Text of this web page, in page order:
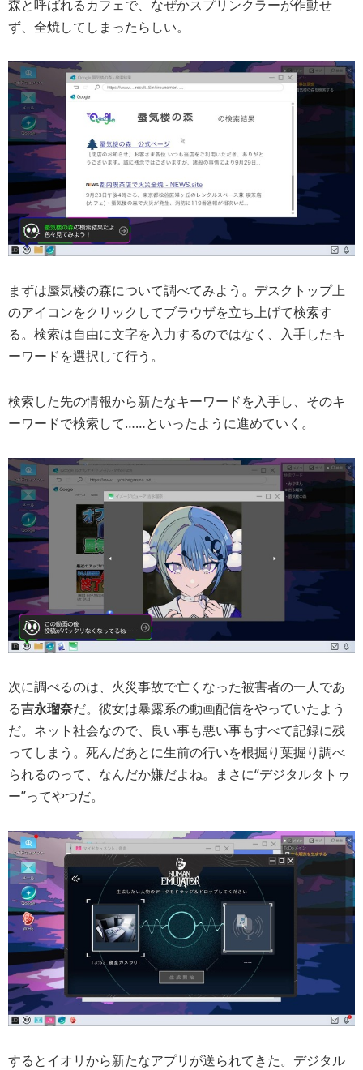
森と呼ばれるカフェで、なぜかスプリンクラーが作動せ
ず、全焼してしまったらしい。
まずは蜃気楼の森について調べてみよう。デスクトップ上
のアイコンをクリックしてブラウザを立ち上げて検索す
る。検索は自由に文字を入力するのではなく、入手したキ
ーワードを選択して行う。
検索した先の情報から新たなキーワードを入手し、そのキ
ーワードで検索して……といったように進めていく。
次に調べるのは、火災事故で亡くなった被害者の一人であ
る吉永瑠奈だ。彼女は暴露系の動画配信をやっていたよう
だ。ネット社会なので、良い事も悪い事もすべて記録に残
ってしまう。死んだあとに生前の行いを根掘り葉掘り調べ
られるのって、なんだか嫌だよね。まさに“デジタルタトゥ
ー”ってやつだ。
するとイオリから新たなアプリが送られてきた。デジタル